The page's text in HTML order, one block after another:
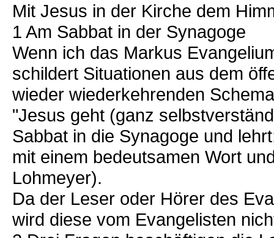
Mit Jesus in der Kirche dem
1 Am Sabbat in der Synagoge
Wenn ich das Markus
schildert Situationen aus dem
wieder wiederkehrenden
"Jesus geht (ganz
Sabbat in die Synagoge und
mit einem bedeutsamen Wort
Lohmeyer).
Da der Leser oder Hörer des
wird diese vom Evangelisten